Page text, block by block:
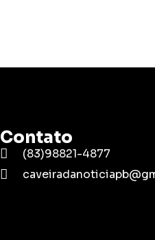
Contato
(83)98821-4877